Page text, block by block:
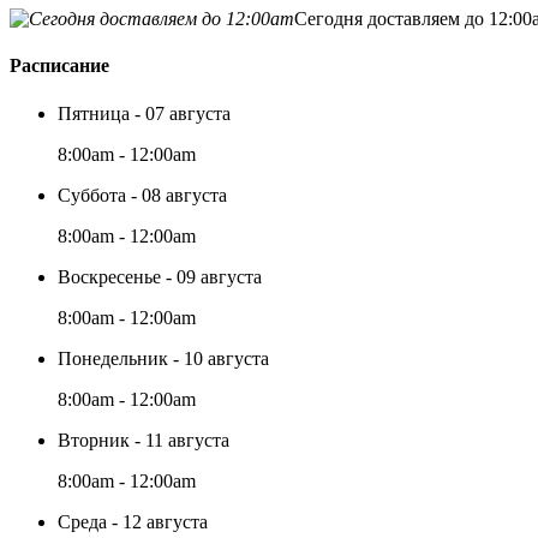
Сегодня доставляем до
Расписание
Пятница - 07 августа
8:00am - 12:00am
Суббота - 08 августа
8:00am - 12:00am
Воскресенье - 09 августа
8:00am - 12:00am
Понедельник - 10 августа
8:00am - 12:00am
Вторник - 11 августа
8:00am - 12:00am
Среда - 12 августа